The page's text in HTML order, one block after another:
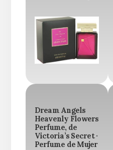
Dream Angels
Heavenly Flowers
Perfume, de
Victoria’s Secret ·
Perfume de Mujer